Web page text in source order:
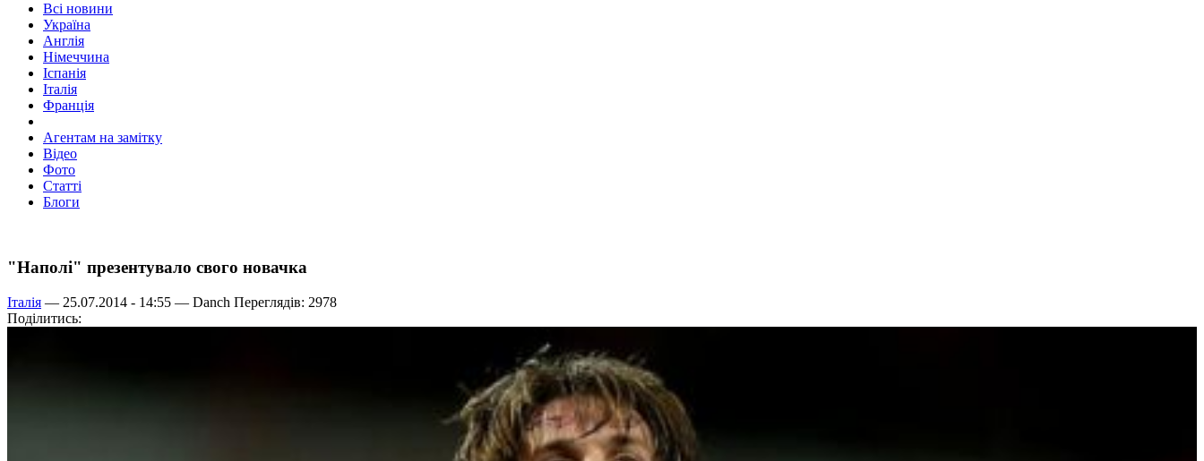
Всі новини
Україна
Англія
Німеччина
Іспанія
Італія
Франція
Агентам на замітку
Відео
Фото
Статті
Блоги
"Наполі" презентувало свого новачка
Італія — 25.07.2014 - 14:55 — Danch Переглядів: 2978
Поділитись: